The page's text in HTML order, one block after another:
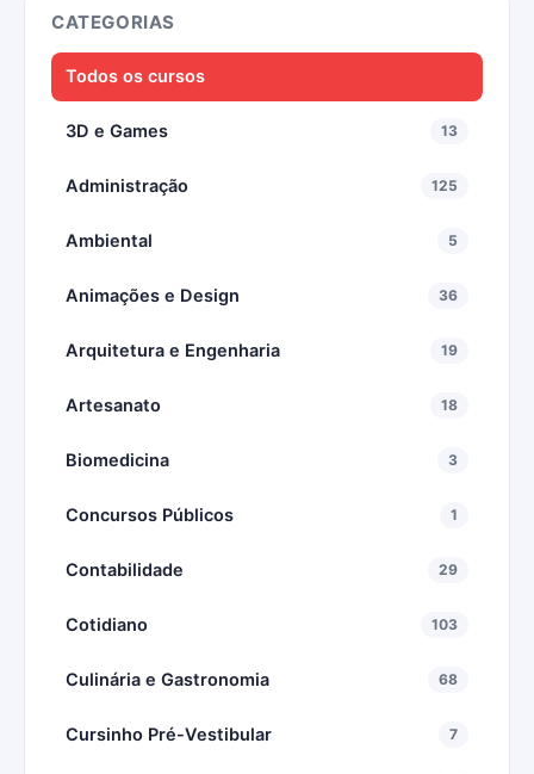
CATEGORIAS
Todos os cursos
3D e Games 13
Administração 125
Ambiental 5
Animações e Design 36
Arquitetura e Engenharia 19
Artesanato 18
Biomedicina 3
Concursos Públicos 1
Contabilidade 29
Cotidiano 103
Culinária e Gastronomia 68
Cursinho Pré-Vestibular 7